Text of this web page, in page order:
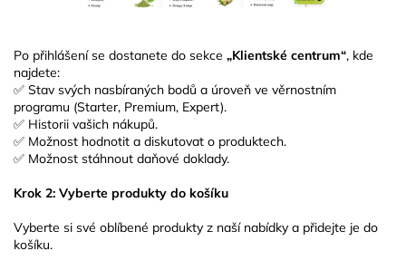
Po přihlášení se dostanete do sekce „Klientské centrum“, kde
najdete:
✅ Stav svých nasbíraných bodů a úroveň ve věrnostním
programu (Starter, Premium, Expert).
✅ Historii vašich nákupů.
✅ Možnost hodnotit a diskutovat o produktech.
✅ Možnost stáhnout daňové doklady.
Krok 2: Vyberte produkty do košíku
Vyberte si své oblíbené produkty z naší nabídky a přidejte je do
košíku.